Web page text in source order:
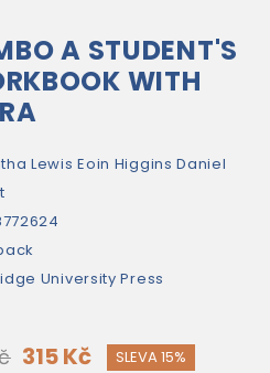
A STUDENT'S
WITH
LewisEoin HigginsDaniel
University Press
315 Kč SLEVA 15%